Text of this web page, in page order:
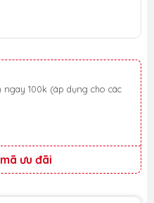
ưu đãi